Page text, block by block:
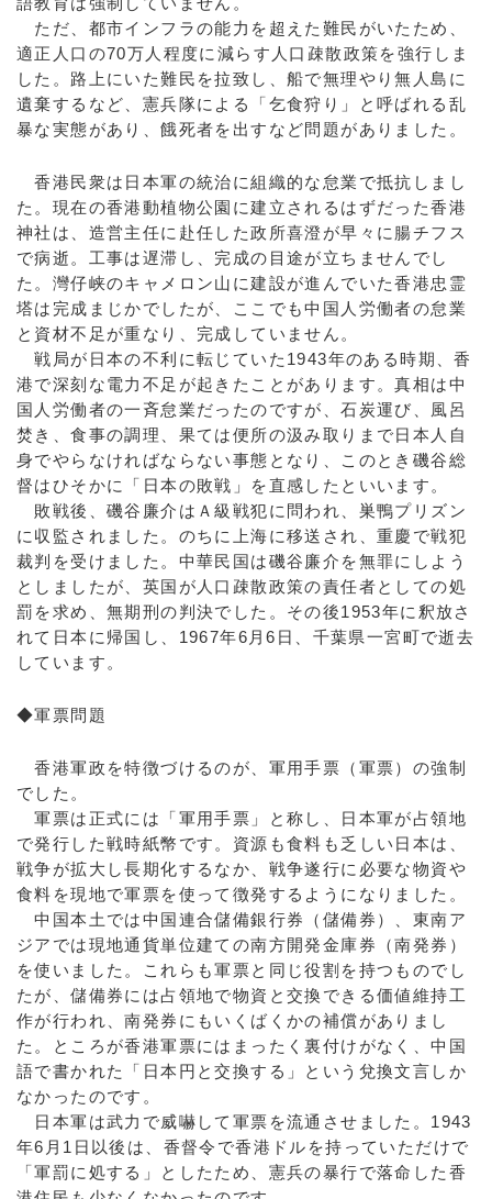
ただ、都市インフラの能力を超えた難民がいたため、
適正人口の70万人程度に減らす人口疎散政策を強行しま
した。路上にいた難民を拉致し、船で無理やり無人島に
遺棄するなど、憲兵隊による「乞食狩り」と呼ばれる乱
暴な実態があり、餓死者を出すなど問題がありました。
香港民衆は日本軍の統治に組織的な怠業で抵抗しまし
た。現在の香港動植物公園に建立されるはずだった香港
神社は、造営主任に赴任した政所喜澄が早々に腸チフス
で病逝。工事は遅滞し、完成の目途が立ちませんでし
た。灣仔峡のキャメロン山に建設が進んでいた香港忠霊
塔は完成まじかでしたが、ここでも中国人労働者の怠業
と資材不足が重なり、完成していません。
戦局が日本の不利に転じていた1943年のある時期、香
港で深刻な電力不足が起きたことがあります。真相は中
国人労働者の一斉怠業だったのですが、石炭運び、風呂
焚き、食事の調理、果ては便所の汲み取りまで日本人自
身でやらなければならない事態となり、このとき磯谷総
督はひそかに「日本の敗戦」を直感したといいます。
敗戦後、磯谷廉介はＡ級戦犯に問われ、巣鴨プリズン
に収監されました。のちに上海に移送され、重慶で戦犯
裁判を受けました。中華民国は磯谷廉介を無罪にしよう
としましたが、英国が人口疎散政策の責任者としての処
罰を求め、無期刑の判決でした。その後1953年に釈放さ
れて日本に帰国し、1967年6月6日、千葉県一宮町で逝去
しています。
◆軍票問題
香港軍政を特徴づけるのが、軍用手票（軍票）の強制
でした。
軍票は正式には「軍用手票」と称し、日本軍が占領地
で発行した戦時紙幣です。資源も食料も乏しい日本は、
戦争が拡大し長期化するなか、戦争遂行に必要な物資や
食料を現地で軍票を使って徴発するようになりました。
中国本土では中国連合儲備銀行券（儲備券）、東南ア
ジアでは現地通貨単位建ての南方開発金庫券（南発券）
を使いました。これらも軍票と同じ役割を持つものでし
たが、儲備券には占領地で物資と交換できる価値維持工
作が行われ、南発券にもいくばくかの補償がありまし
た。ところが香港軍票にはまったく裏付けがなく、中国
語で書かれた「日本円と交換する」という兌換文言しか
なかったのです。
日本軍は武力で威嚇して軍票を流通させました。1943
年6月1日以後は、香督令で香港ドルを持っていただけで
「軍罰に処する」としたため、憲兵の暴行で落命した香